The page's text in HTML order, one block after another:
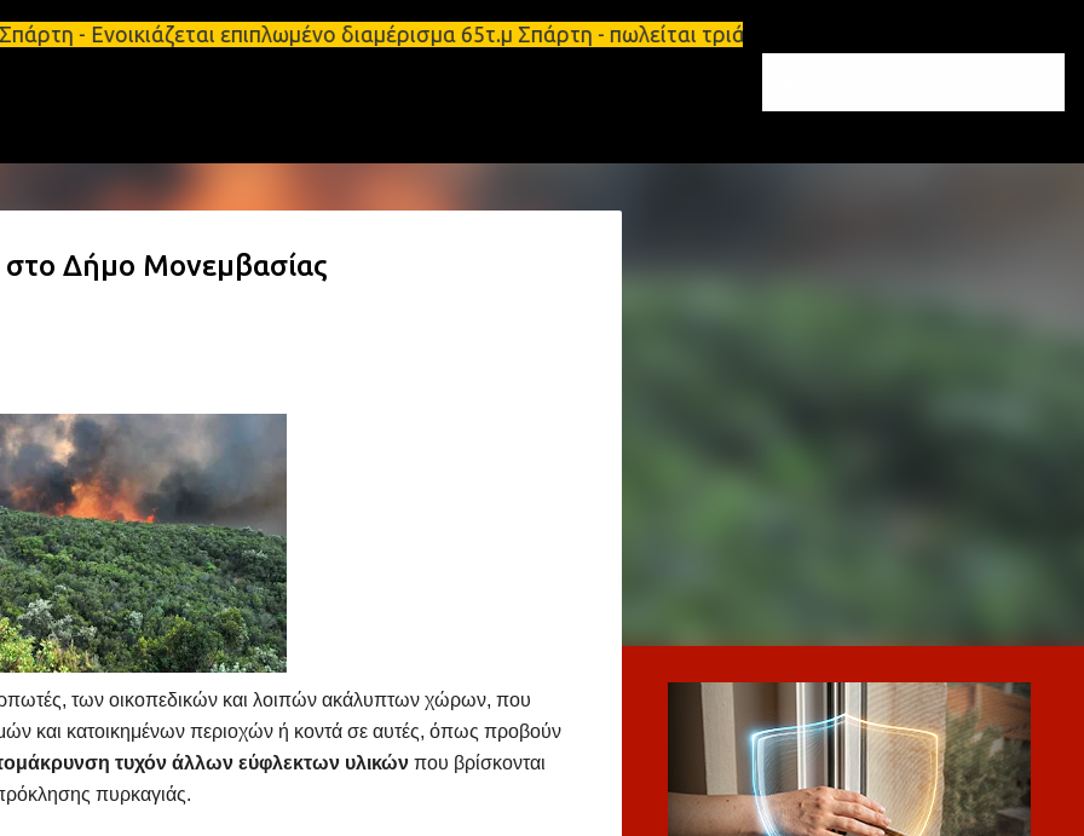
Μετάβαση στο κύριο περιεχόμενο
Ενοικιάζεται επιπλωμένο διαμέρισμα 65τ.μ Σπάρτη - πωλείται τριάρι διαμέρισμα 91τ.μ
Δήμο Μονεμβασίας
των οικοπεδικών και λοιπών ακάλυπτων χώρων, που
και κατοικημένων περιοχών ή κοντά σε αυτές, όπως προβούν
τυχόν άλλων εύφλεκτων υλικώνπου βρίσκονται
πυρκαγιάς.